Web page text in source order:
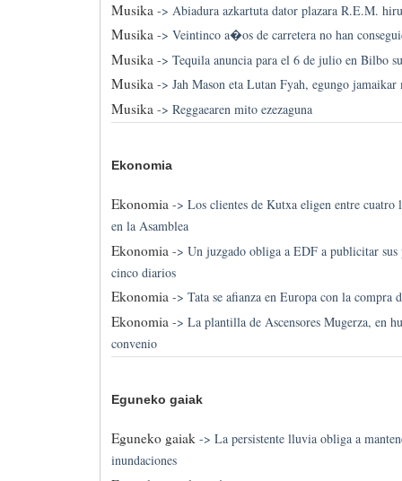
Musika-> Abiadura azkartuta dator plazara R.E.M.
Musika-> Veintinco a�os de carretera no han
Musika-> Tequila anuncia para el 6 de julio en Bilbo
Musika-> Jah Mason eta Lutan Fyah, egungo
Musika -> Reggaearen mito ezezaguna
Ekonomia
Ekonomia-> Los clientes de Kutxa eligen entre cuatro
en la Asamblea
Ekonomia-> Un juzgado obliga a EDF a publicitar sus
cinco diarios
Ekonomia-> Tata se afianza en Europa con la compra
Ekonomia -> La plantilla de Ascensores Mugerza, en
convenio
Eguneko gaiak
Eguneko gaiak-> La persistente lluvia obliga a
inundaciones